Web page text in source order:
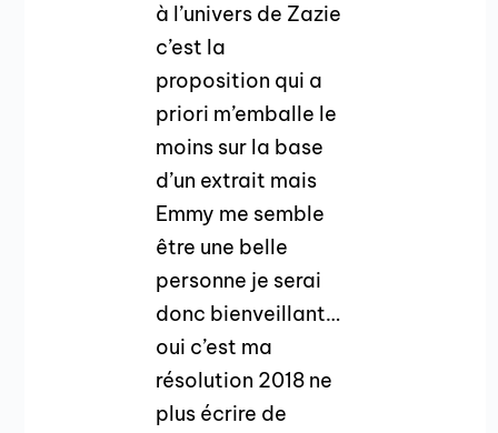
à l’univers de Zazie
c’est la
proposition qui a
priori m’emballe le
moins sur la base
d’un extrait mais
Emmy me semble
être une belle
personne je serai
donc bienveillant…
oui c’est ma
résolution 2018 ne
plus écrire de